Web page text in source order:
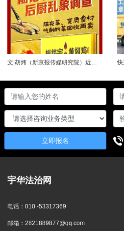
文|胡炜（新京报传媒研究院）近日，《经济参考报》的一篇关于婴幼儿纸尿裤的调查报道引爆舆论。涉事品牌、检测机构、行业协会先后发声，各方说法相互矛盾，公众焦虑情绪持续发酵。当事件陷入“罗生门”时，有一种声音悄然流传：媒体盯着问题不放，是在刻意挑刺，就是“找茬”。真是这样吗？中国行业报协会于6月23日公开发声，明确支持《经济参考报》的舆论监督行为，并呼吁社会各界支持媒体监督，推动行业规范与治理升级。 0......
立即报名
宇华法治网
电话： 010 -53317369
邮箱： 2821889877@qq.com